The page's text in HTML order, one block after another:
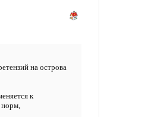
на острова
к
норм,